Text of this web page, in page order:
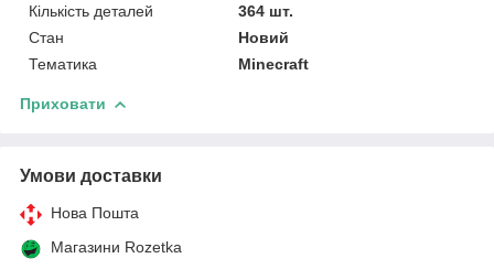
Кількість деталей
364 шт.
Стан
Новий
Тематика
Minecraft
Приховати
Умови доставки
Нова Пошта
Магазини Rozetka